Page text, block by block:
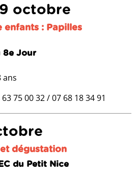
octobre
enfants : Papilles
8e Jour
ans
75 00 32 / 07 68 18 34 91
dégustation
du Petit Nice